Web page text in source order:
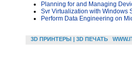
Planning for and Managing
Svr Virtualization with Windows
Perform Data Engineering on
3D ПРИНТЕРЫ | 3D ПЕЧАТЬ